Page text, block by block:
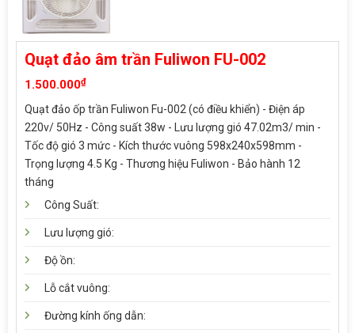
Quạt đảo âm trần Fuliwon FU-002
1.500.000₫
Quạt đảo ốp trần Fuliwon Fu-002 (có điều khiển) - Điện áp
220v/ 50Hz - Công suất 38w - Lưu lượng gió 47.02m3/ min -
Tốc độ gió 3 mức - Kích thước vuông 598x240x598mm -
Trọng lượng 4.5 Kg - Thương hiệu Fuliwon - Bảo hành 12
tháng
Công Suất:
Lưu lượng gió:
Độ ồn:
Lỗ cắt vuông:
Đường kính ống dẫn: